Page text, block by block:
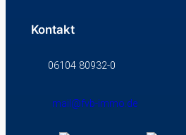
Kontakt
06104 80932-0
mail@fvb-immo.de